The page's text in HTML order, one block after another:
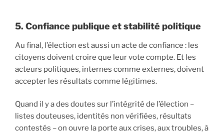
5. Confiance publique et stabilité politique
Au final, l’élection est aussi un acte de confiance : les
citoyens doivent croire que leur vote compte. Et les
acteurs politiques, internes comme externes, doivent
accepter les résultats comme légitimes.
Quand il y a des doutes sur l’intégrité de l’élection –
listes douteuses, identités non vérifiées, résultats
contestés – on ouvre la porte aux crises, aux troubles, à